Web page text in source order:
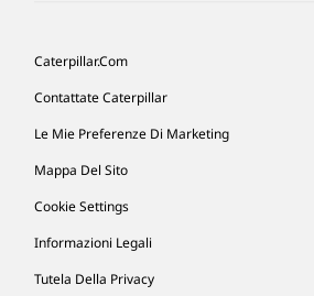
Caterpillar.com
Contattate Caterpillar
Le Mie Preferenze Di Marketing
Mappa Del Sito
Cookie Settings
Informazioni Legali
Tutela Della Privacy